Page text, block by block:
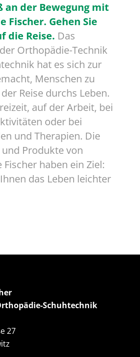
an der Bewegung mit
Fischer. Gehen Sie
die Reise. Das
Orthopädie-Technik
hat es sich zur
Menschen zu
Reise durchs Leben.
auf der Arbeit, bei
oder bei
und Therapien. Die
Produkte von
haben ein Ziel:
das Leben leichter
Schuhtechnik
27